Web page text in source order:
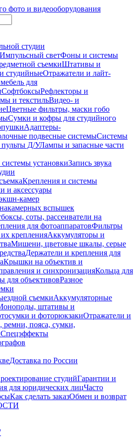
студии
Импульсный светФоны и системы
съемкиШтативы и
студийныеОтражатели и лайт-
для
СофтбоксыРефлекторы и
и текстильВидео- и
Цветные фильтры, маски гобо
Сумки и кофры для студийного
Адаптеры-
подвесные системыСистемы
Д/УЛампы и запасные части
установкиЗапись звука
Крепления и системы
и аксессуары
камер
вспышек
соты, рассеиватели на
для фотоаппаратовФильтры
крепленияАккумуляторы и
Мишени, цветовые шкалы, серые
Держатели и крепления для
Крышки на объектив и
и синхронизацияКольца для
для объективовРазное
съемкиАккумуляторные
штативы и
и фоторюкзакиОтражатели и
ремни, пояса, сумки,
Спецэффекты
Доставка по России
студийГарантии и
для юридических лицЧасто
Как сделать заказОбмен и возврат